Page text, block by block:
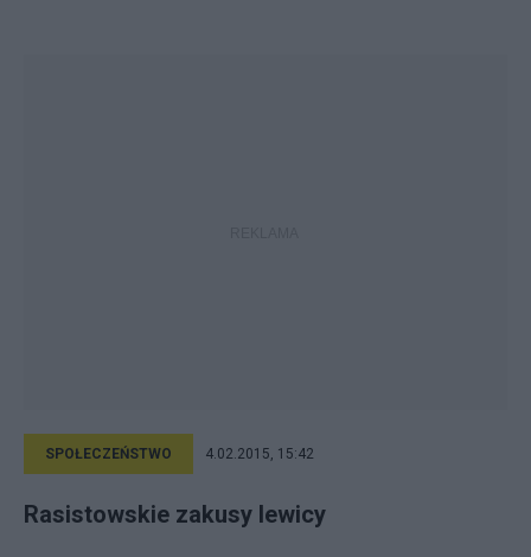
SPOŁECZEŃSTWO 4.02.2015, 15:42
Rasistowskie zakusy lewicy